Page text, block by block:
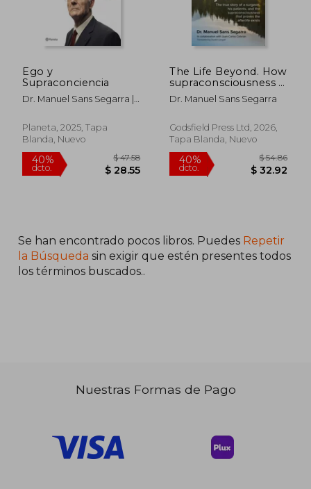
Ego y
Supraconciencia
Dr. Manuel Sans Segarra |
Josep Maria Clopés
Planeta, 2025, Tapa
Blanda, Nuevo
The Life Beyond. How
supraconsciousness is
the secret of the
afterlife (en Inglés)
Dr. Manuel Sans Segarra
Godsfield Press Ltd, 2026,
Tapa Blanda, Nuevo
Se han encontrado pocos libros. Puedes Repetir
la Búsqueda sin exigir que estén presentes todos
los términos buscados..
Nuestras Formas de Pago